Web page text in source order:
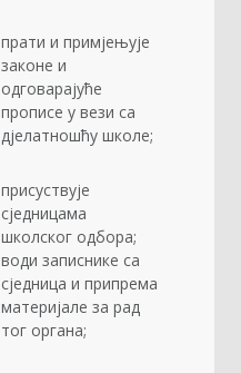
прати и примјењује
законе и
одговарајуће
прописе у вези са
дјелатношћу школе;
присуствује
сједницама
школског одбора;
води записнике са
сједница и припрема
материјале за рад
тог органа;